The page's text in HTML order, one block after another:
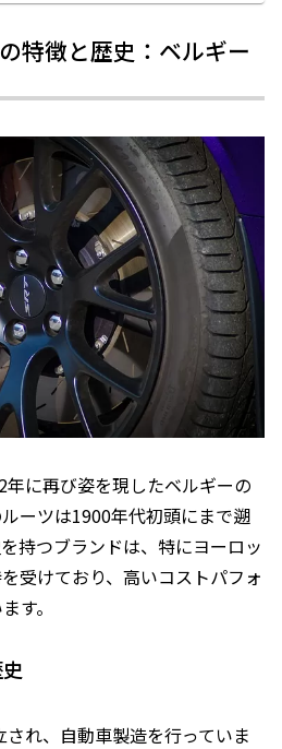
特徴と歴史：ベルギー
に再び姿を現したベルギーの
ーツは1900年代初頭にまで遡
持つブランドは、特にヨーロッ
受けており、高いコストパフォ
す。
れ、自動車製造を行っていま